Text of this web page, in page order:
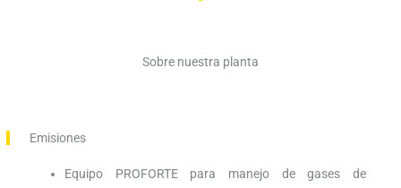
Sobre nuestra planta
Emisiones
Equipo PROFORTE para manejo de gases de